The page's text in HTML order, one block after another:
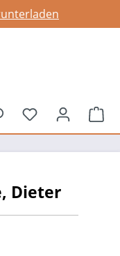
Du hast 0
Dieter